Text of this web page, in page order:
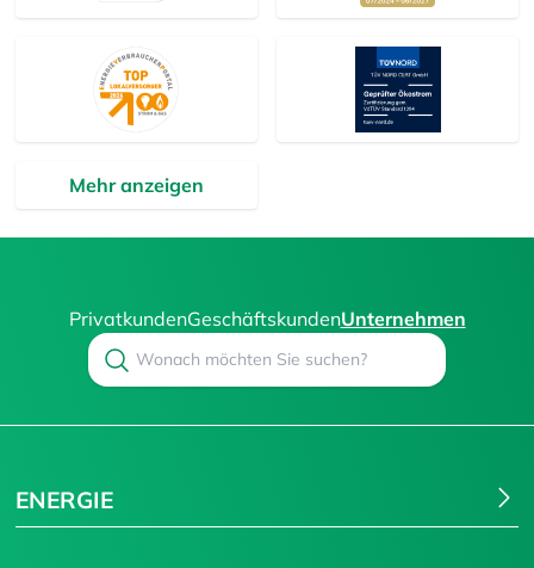
Mehr anzeigen
PrivatkundenGeschäftskundenUnternehmen
Search
ENERGIE